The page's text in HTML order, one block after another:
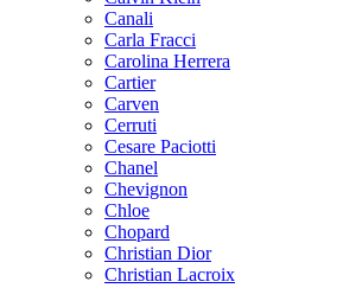
Canali
Carla Fracci
Carolina Herrera
Cartier
Carven
Cerruti
Cesare Paciotti
Chanel
Chevignon
Chloe
Chopard
Christian Dior
Christian Lacroix